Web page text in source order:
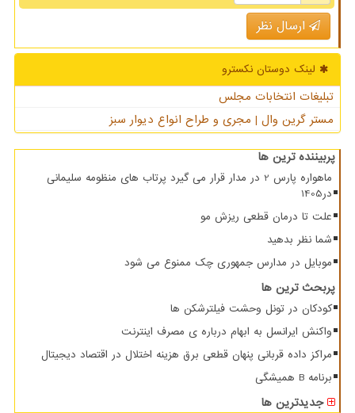
ارسال نظر
لینک دوستان نكسترو
تبلیغات انتخابات مجلس
مستر گرین وال | مجری و طراح انواع دیوار سبز
پربیننده ترین ها
ماهواره پارس 2 در مدار قرار می گیرد پرتاب های منظومه سلیمانی
در1405
علت تا درمان قطعی ریزش مو
شما نظر بدهید
موبایل در مدارس جمهوری چک ممنوع می شود
پربحث ترین ها
کودکان در تونل وحشت فیلترشکن ها
واکنش ایرانسل به ابهام درباره ی مصرف اینترنت
مراکز داده قربانی پنهان قطعی برق هزینه اختلال در اقتصاد دیجیتال
برنامه B همیشگی
جدیدترین ها